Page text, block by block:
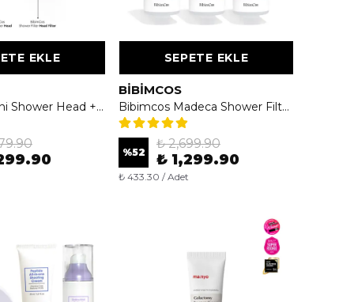
EKLE
Bibimcos Mini Shower Head + 5 Adet Yedek Filtre ( 1 Yıllık Set)
SEPETE EKLE
BIBIMCOS
Bibimcos Madeca Shower Filter 160g - Cilt Nemlendirici ve Besleyici Duş Filtresi 3'lü (6 Aylık Paket)
%52
₺ 2,699.90
₺ 1,299.90
₺ 433.30 / Adet